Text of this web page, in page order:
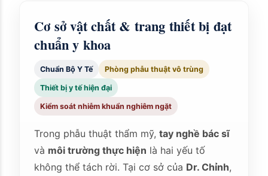
Cơ sở vật chất & trang thiết bị đạt
chuẩn y khoa
Chuẩn Bộ Y Tế Phòng phẫu thuật vô trùng
Thiết bị y tế hiện đại
Kiểm soát nhiễm khuẩn nghiêm ngặt
Trong phẫu thuật thẩm mỹ,tay nghề bác sĩ
và môi trường thực hiện là hai yếu tố
không thể tách rời. Tại cơ sở của Dr. Chỉnh,